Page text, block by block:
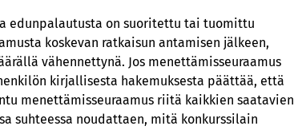
edunpalautusta on suoritettu tai tuomittu
koskevan ratkaisun antamisen jälkeen,
vähennettynä. Jos menettämisseuraamus
kirjallisesta hakemuksesta päättää, että
menettämisseuraamus riitä kaikkien saatavien
suhteessa noudattaen, mitä konkurssilain